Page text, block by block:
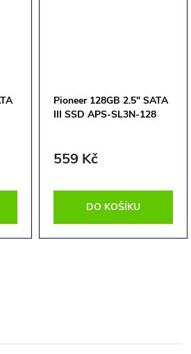
Pioneer 128GB 2.5" SATA
III SSD APS-SL3N-128
559 Kč
DO KOŠÍKU